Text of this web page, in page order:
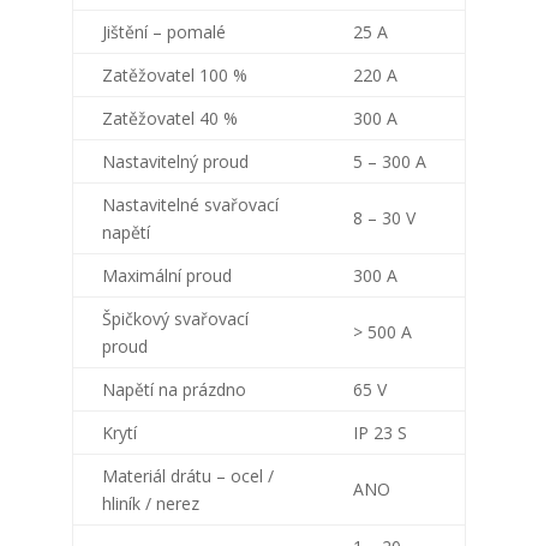
Jištění – pomalé
25 A
Zatěžovatel 100 %
220 A
Zatěžovatel 40 %
300 A
Nastavitelný proud
5 – 300 A
Nastavitelné svařovací
napětí
8 – 30 V
Maximální proud
300 A
Špičkový svařovací
proud
> 500 A
Napětí na prázdno
65 V
Krytí
IP 23 S
Materiál drátu – ocel /
hliník / nerez
ANO